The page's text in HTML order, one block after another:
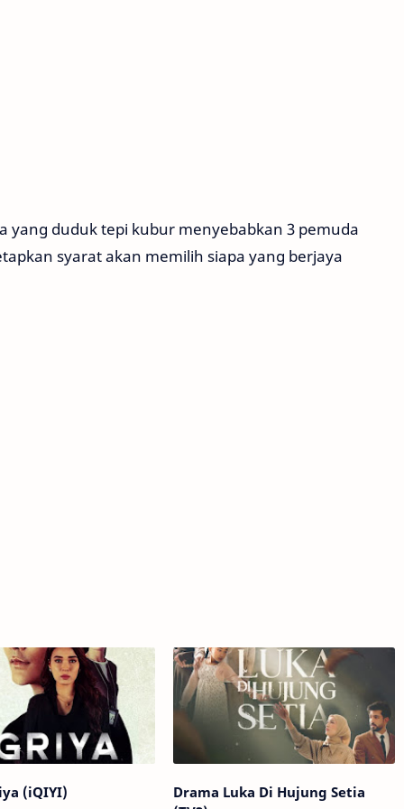
yang duduk tepi kubur menyebabkan 3 pemuda
syarat akan memilih siapa yang berjaya
(iQIYI)
Drama Luka Di Hujung Setia